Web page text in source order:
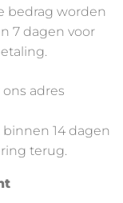
bedrag worden
7 dagen voor
adres
14 dagen
terug.